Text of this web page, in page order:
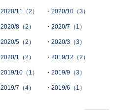
2020/11（2） 2020/10（3）
2020/8（2） 2020/7（1）
2020/5（2） 2020/3（3）
2020/1（2） 2019/12（2）
2019/10（1） 2019/9（3）
2019/7（4） 2019/6（1）